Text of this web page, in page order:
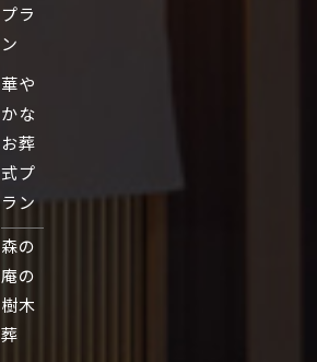
プラ
ン
華や
かな
お葬
式プ
ラン
森の
庵の
樹木
葬